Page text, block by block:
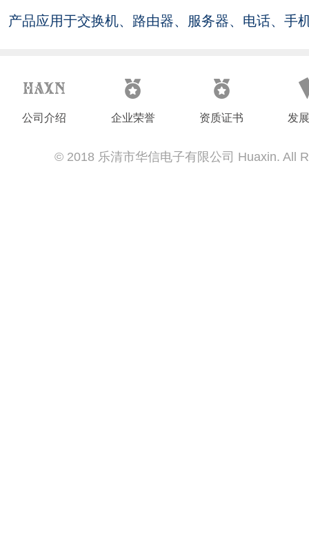
交换机、路由器、服务器、电话、手机、笔记
公司介绍 企业荣誉 资质证书 发
© 2018 乐清市华信电子有限公司 Huaxin. All